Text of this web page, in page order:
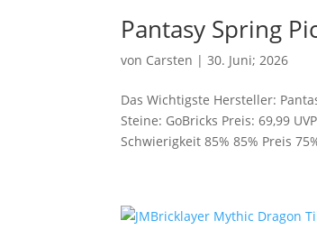
Pantasy Spring
von Carsten |30. Juni; 2026
Das Wichtigste Hersteller:
Steine: GoBricks Preis: 69,99
Schwierigkeit 85% 85% Preis